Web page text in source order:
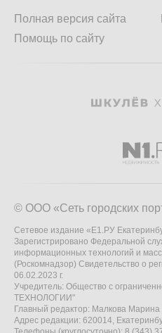
Полная версия сайта
Помощь по сайту
© ООО «Сеть городских
Сетевое издание «Е1.РУ
Зарегистрировано Федеральной
информационных технологий и
(Роскомнадзор) Свидетельство о
06.02.2023 г.
Учредитель: Общество с
ТЕХНОЛОГИИ"
Главный редактор: Малкова
Адрес редакции: 620014,